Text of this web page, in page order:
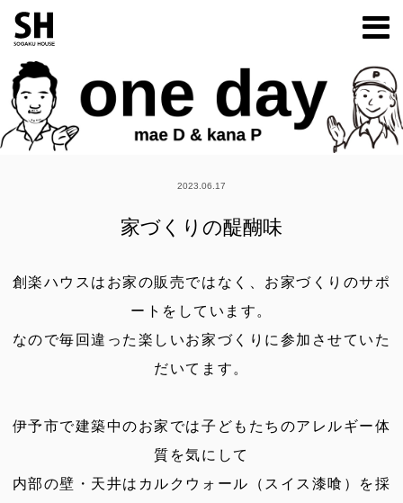
2023.06.17
家づくりの醍醐味
創楽ハウスはお家の販売ではなく、お家づくりのサポ
ートをしています。
なので毎回違った楽しいお家づくりに参加させていた
だいてます。
伊予市で建築中のお家では子どもたちのアレルギー体
質を気にして
内部の壁・天井はカルクウォール（スイス漆喰）を採